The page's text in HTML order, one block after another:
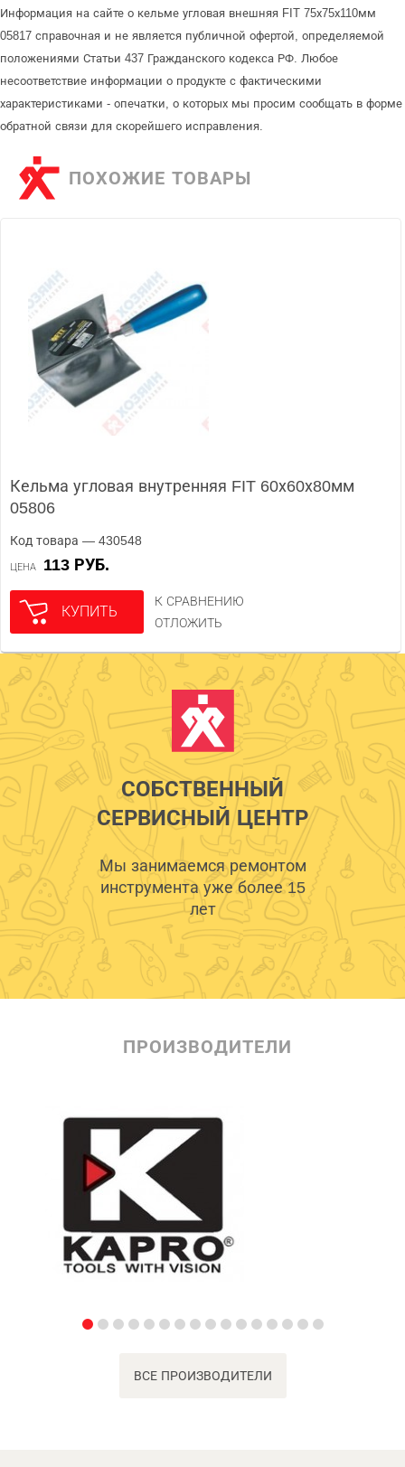
Информация на сайте о кельме угловая внешняя FIT 75х75х110мм
05817 справочная и не является публичной офертой, определяемой
положениями Статьи 437 Гражданского кодекса РФ. Любое
несоответствие информации о продукте с фактическими
характеристиками - опечатки, о которых мы просим сообщать в форме
обратной связи для скорейшего исправления.
ПОХОЖИЕ ТОВАРЫ
Кельма угловая внутренняя FIT 60х60х80мм
05806
Код товара — 430548
ЦЕНА 113 РУБ.
КУПИТЬ
К СРАВНЕНИЮ
ОТЛОЖИТЬ
СОБСТВЕННЫЙ
СЕРВИСНЫЙ ЦЕНТР
Мы занимаемся ремонтом
инструмента уже более 15
лет
ПРОИЗВОДИТЕЛИ
ВСЕ ПРОИЗВОДИТЕЛИ